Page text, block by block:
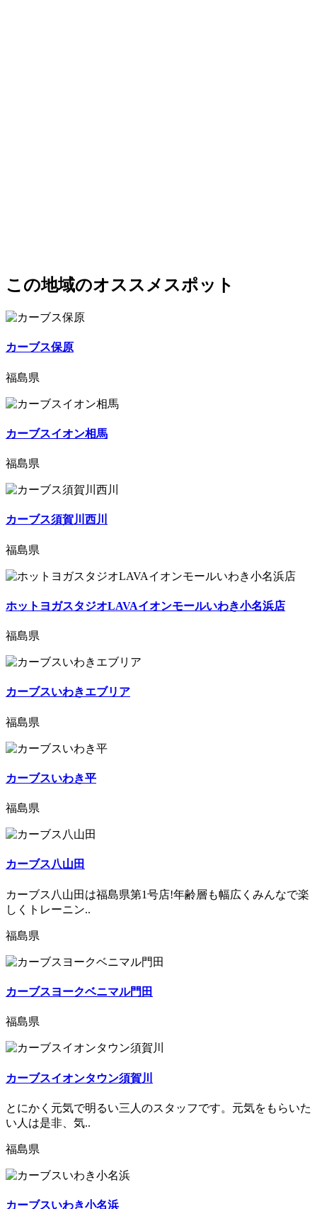
この地域のオススメスポット
カーブス保原
福島県
カーブスイオン相馬
福島県
カーブス須賀川西川
福島県
ホットヨガスタジオLAVAイオンモールいわき小名浜店
福島県
カーブスいわきエブリア
福島県
カーブスいわき平
福島県
カーブス八山田
カーブス八山田は福島県第1号店!年齢層も幅広くみんなで楽
しくトレーニン..
福島県
カーブスヨークベニマル門田
福島県
カーブスイオンタウン須賀川
とにかく元気で明るい三人のスタッフです。元気をもらいた
い人は是非、気..
福島県
カーブスいわき小名浜